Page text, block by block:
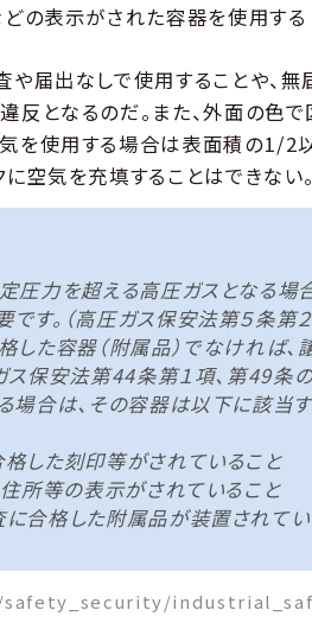
どの表示がされた容器を使用する
や届出なしで使用することや、
反となるのだ。また、外面の色
を使用する場合は表面積の1/2
空気を充填することはできない。
圧力を超える高圧ガスとなる場
す。（高圧ガス保安法第５条第２
た容器（附属品）でなければ、
ス保安法第44条第１項、第49条の
場合は、その容器は以下に該当
した刻印等がされていること
住所等の表示がされていること
合格した附属品が装置されて